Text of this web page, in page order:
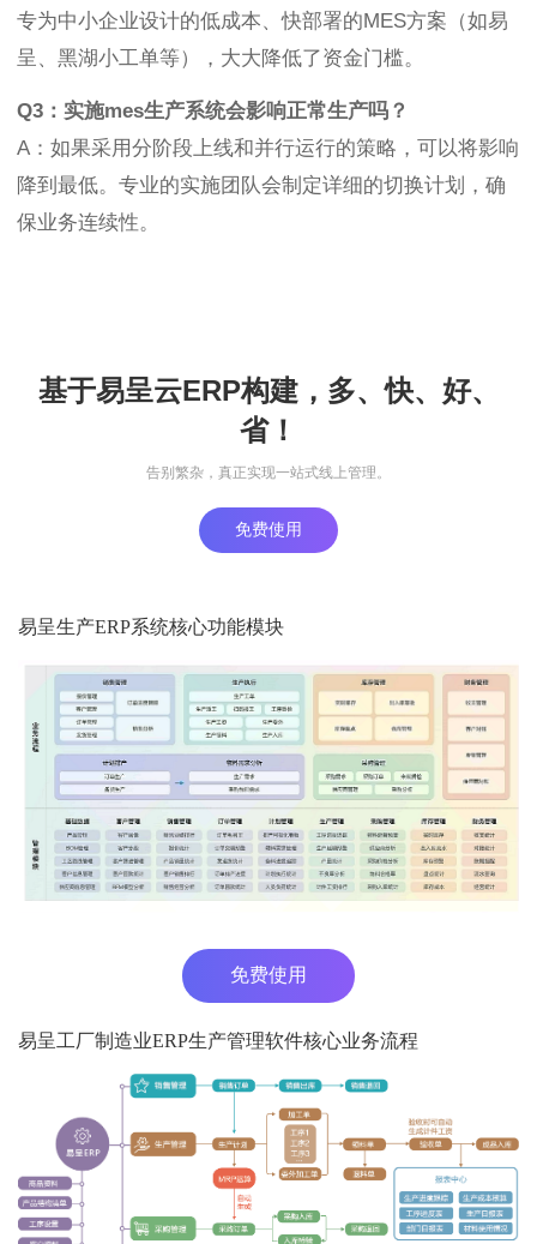
专为中小企业设计的低成本、快部署的MES方案（如易
呈、黑湖小工单等），大大降低了资金门槛。
Q3：实施mes生产系统会影响正常生产吗？
A：如果采用分阶段上线和并行运行的策略，可以将影响
降到最低。专业的实施团队会制定详细的切换计划，确
保业务连续性。
基于易呈云ERP构建，多、快、好、
省！
告别繁杂，真正实现一站式线上管理。
免费使用
易呈生产ERP系统核心功能模块
免费使用
易呈工厂制造业ERP生产管理软件核心业务流程